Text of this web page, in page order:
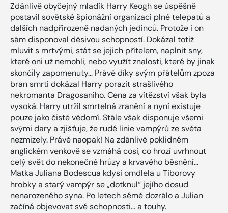
Zdánlivě obyčejný mladík Harry Keogh se úspěšně
postavil sovětské špionážní organizaci plné telepatů a
dalších nadpřirozeně nadaných jedinců. Protože i on
sám disponoval děsivou schopností. Dokázal totiž
mluvit s mrtvými, stát se jejich přítelem, naplnit sny,
které oni už nemohli, nebo využít znalosti, které by jinak
skončily zapomenuty… Právě díky svým přátelům zpoza
bran smrti dokázal Harry porazit strašlivého
nekromanta Dragosaniho. Cena za vítězství však byla
vysoká. Harry utržil smrtelná zranění a nyní existuje
pouze jako čisté vědomí. Stále však disponuje všemi
svými dary a zjišťuje, že rudé linie vampýrů ze světa
nezmizely. Právě naopak! Na zdánlivě poklidném
anglickém venkově se vzmáhá cosi, co hrozí uvrhnout
celý svět do nekonečné hrůzy a krvavého běsnění…
Matka Juliana Bodescua kdysi omdlela u Tiborovy
hrobky a starý vampýr se „dotknul“ jejího dosud
nenarozeného syna. Po letech sémě dozrálo a Julian
začíná objevovat své schopnosti… a touhy.